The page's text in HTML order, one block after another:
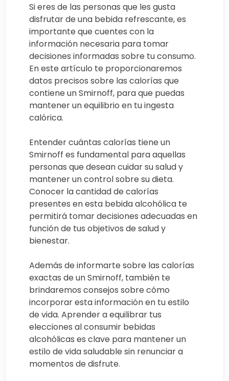
Si eres de las personas que les gusta
disfrutar de una bebida refrescante, es
importante que cuentes con la
información necesaria para tomar
decisiones informadas sobre tu consumo.
En este artículo te proporcionaremos
datos precisos sobre las calorías que
contiene un Smirnoff, para que puedas
mantener un equilibrio en tu ingesta
calórica.
Entender cuántas calorías tiene un
Smirnoff es fundamental para aquellas
personas que desean cuidar su salud y
mantener un control sobre su dieta.
Conocer la cantidad de calorías
presentes en esta bebida alcohólica te
permitirá tomar decisiones adecuadas en
función de tus objetivos de salud y
bienestar.
Además de informarte sobre las calorías
exactas de un Smirnoff, también te
brindaremos consejos sobre cómo
incorporar esta información en tu estilo
de vida. Aprender a equilibrar tus
elecciones al consumir bebidas
alcohólicas es clave para mantener un
estilo de vida saludable sin renunciar a
momentos de disfrute.